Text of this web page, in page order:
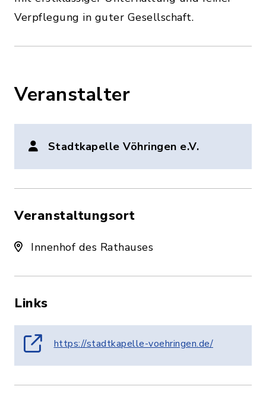
Verpflegung in guter Gesellschaft.
Veranstalter
Stadtkapelle Vöhringen e.V.
Veranstaltungsort
Innenhof des Rathauses
Links
https://stadtkapelle-voehringen.de/